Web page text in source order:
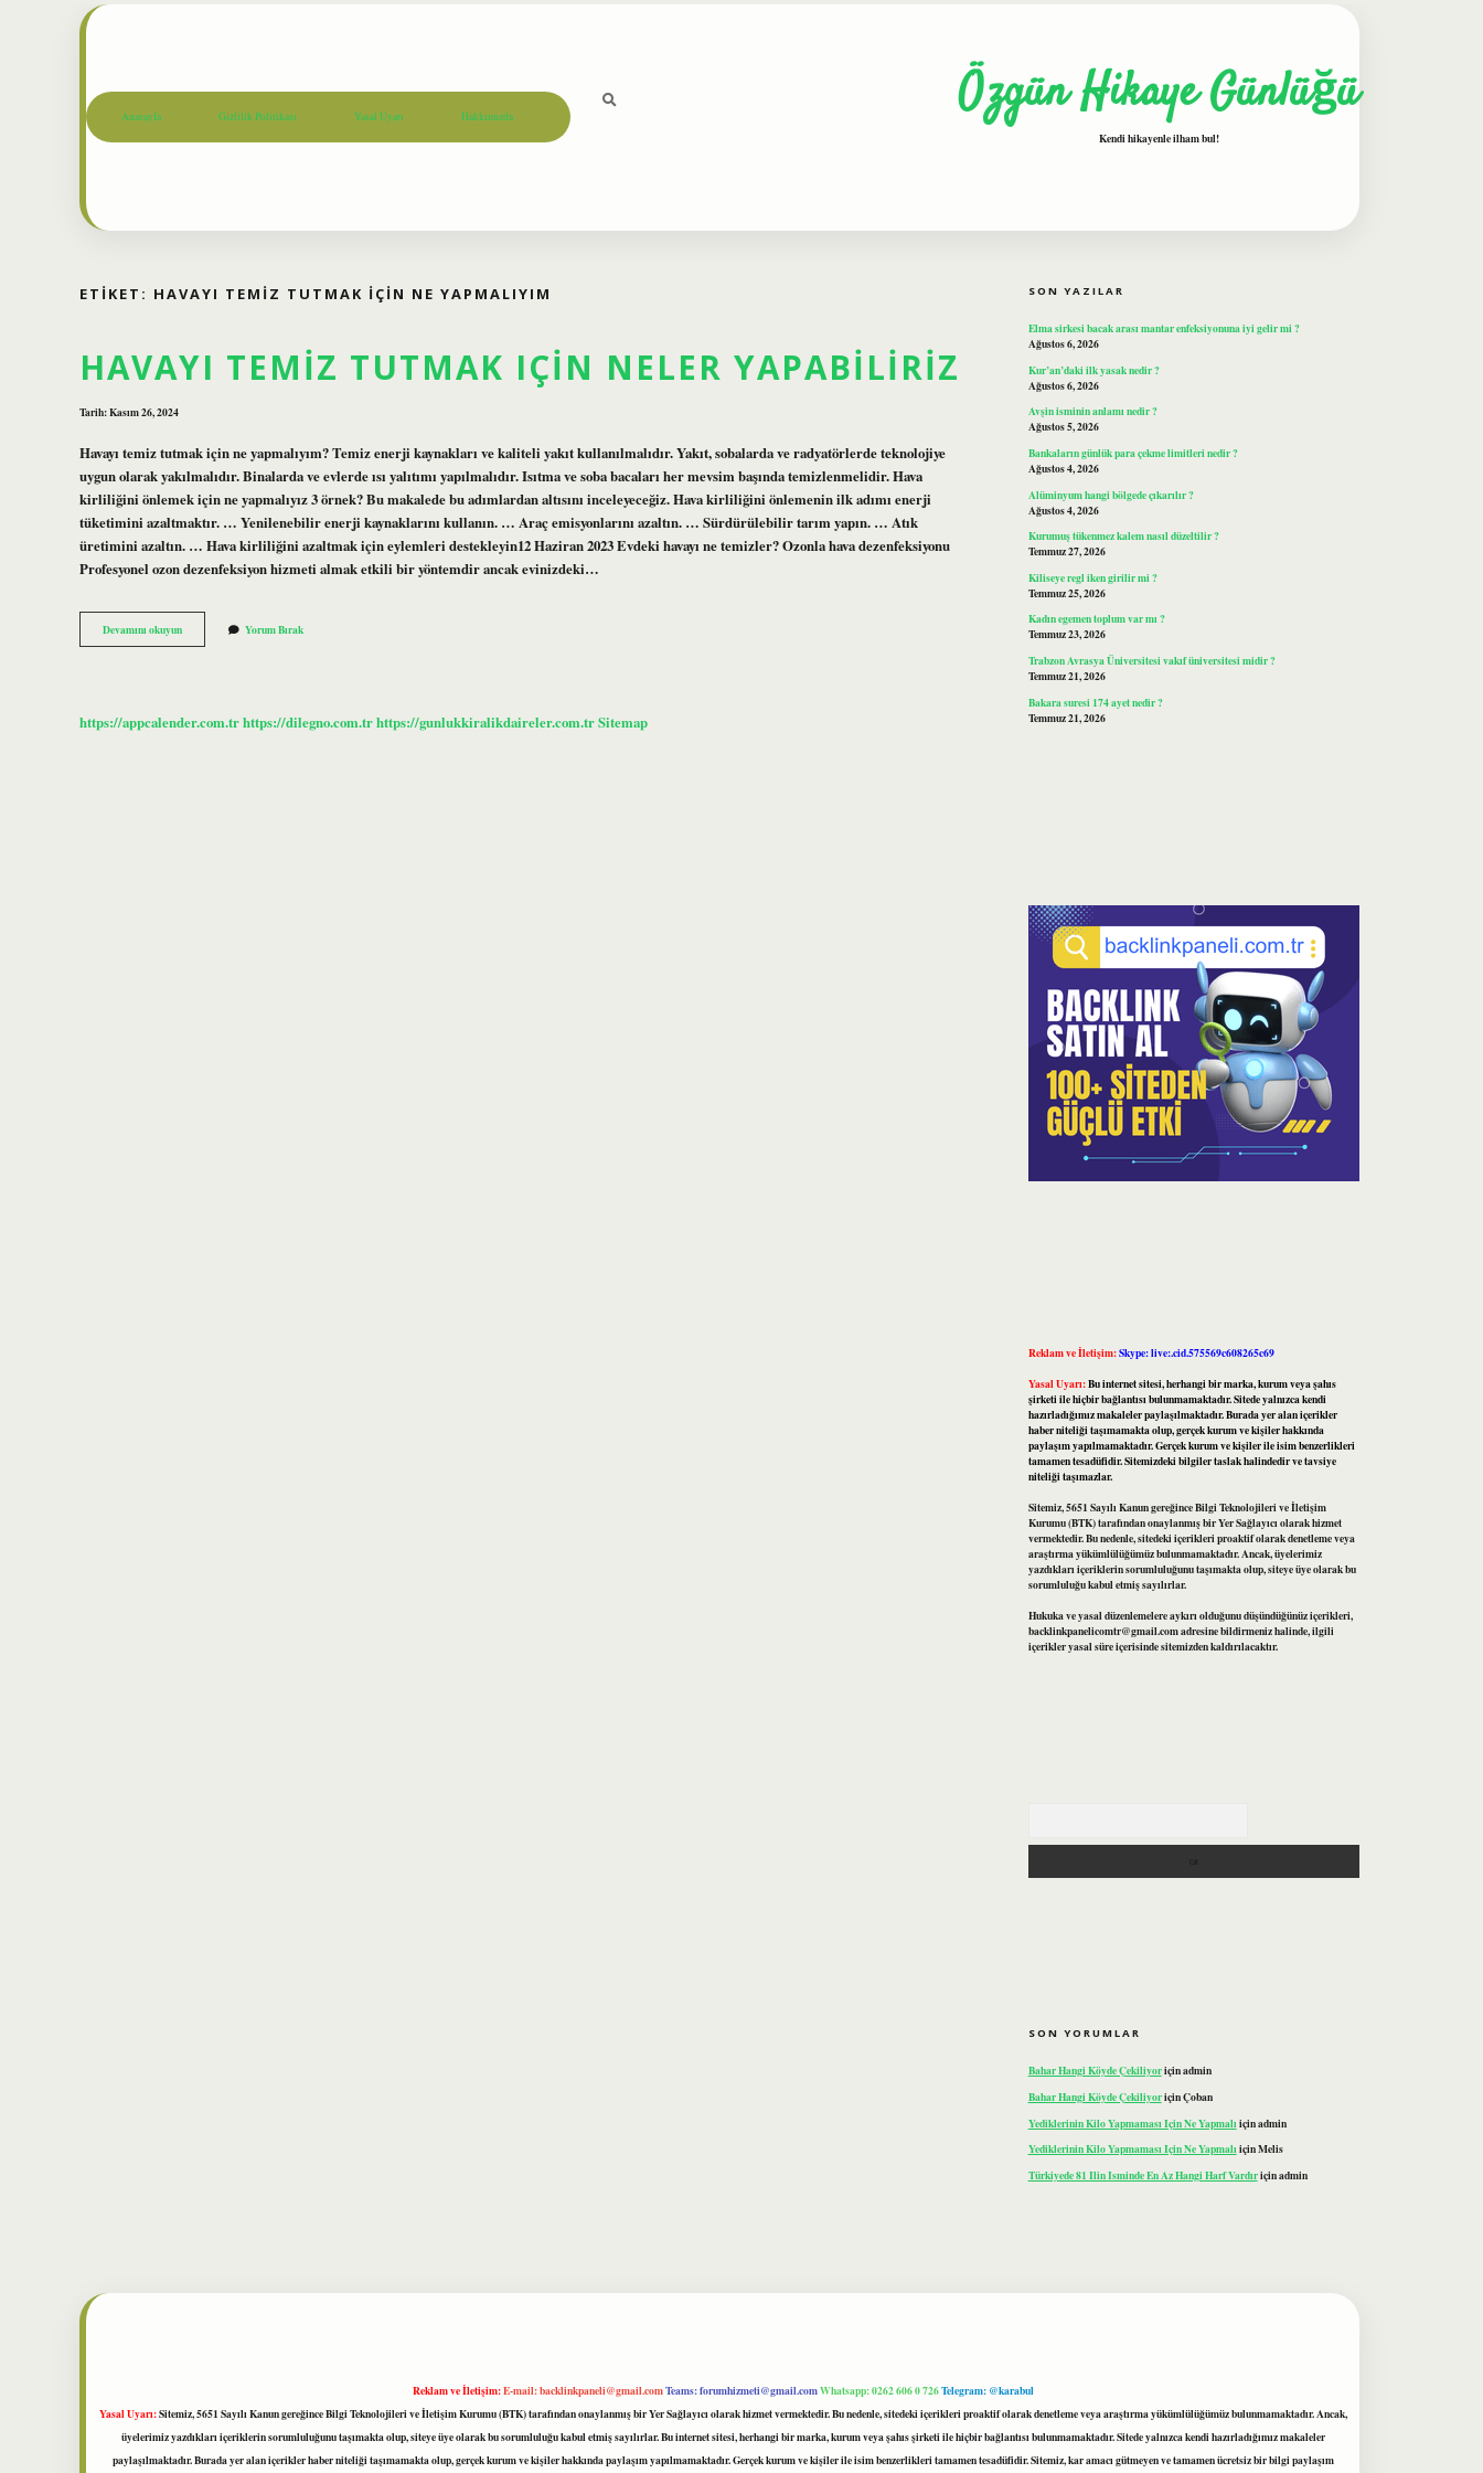
Anasayfa Gizlilik Politikası Yasal Uyarı Hakkımızda Özgün Hikaye Günlüğü
Kendi hikayenle ilham bul!
ETIKET: HAVAYI TEMIZ TUTMAK IÇIN NE YAPMALIYIM
HAVAYI TEMIZ TUTMAK IÇIN NELER YAPABILIRIZ
Tarih: Kasım 26, 2024
Havayı temiz tutmak için ne yapmalıyım? Temiz enerji kaynakları ve kaliteli yakıt kullanılmalıdır. Yakıt, sobalarda ve radyatörlerde teknolojiye
uygun olarak yakılmalıdır. Binalarda ve evlerde ısı yalıtımı yapılmalıdır. Isıtma ve soba bacaları her mevsim başında temizlenmelidir. Hava
kirliliğini önlemek için ne yapmalıyız 3 örnek? Bu makalede bu adımlardan altısını inceleyeceğiz. Hava kirliliğini önlemenin ilk adımı enerji
tüketimini azaltmaktır. … Yenilenebilir enerji kaynaklarını kullanın. … Araç emisyonlarını azaltın. … Sürdürülebilir tarım yapın. … Atık
üretimini azaltın. … Hava kirliliğini azaltmak için eylemleri destekleyin12 Haziran 2023 Evdeki havayı ne temizler? Ozonla hava dezenfeksiyonu
Profesyonel ozon dezenfeksiyon hizmeti almak etkili bir yöntemdir ancak evinizdeki…
Devamını okuyunHavayı
Temiz
Yorum Bırak
https://appcalender.com.trhttps://dilegno.com.trhttps://gunlukkiralikdaireler.com.trSitemap
SON YAZILAR
Elma sirkesi bacak arası mantar enfeksiyonuna iyi gelir mi ?
Ağustos 6, 2026
Kur’an’daki ilk yasak nedir ?
Ağustos 6, 2026
Avşin isminin anlamı nedir ?
Ağustos 5, 2026
Bankaların günlük para çekme limitleri nedir ?
Ağustos 4, 2026
Alüminyum hangi bölgede çıkarılır ?
Ağustos 4, 2026
Kurumuş tükenmez kalem nasıl düzeltilir ?
Temmuz 27, 2026
Kiliseye regl iken girilir mi ?
Temmuz 25, 2026
Kadın egemen toplum var mı ?
Temmuz 23, 2026
Trabzon Avrasya Üniversitesi vakıf üniversitesi midir ?
Temmuz 21, 2026
Bakara suresi 174 ayet nedir ?
Temmuz 21, 2026
Reklam ve İletişim:Skype: live:.cid.575569c608265c69
Yasal Uyarı:Bu internet sitesi, herhangi bir marka, kurum veya şahıs
şirketi ile hiçbir bağlantısı bulunmamaktadır. Sitede yalnızca kendi
hazırladığımız makaleler paylaşılmaktadır. Burada yer alan içerikler
haber niteliği taşımamakta olup, gerçek kurum ve kişiler hakkında
paylaşım yapılmamaktadır. Gerçek kurum ve kişiler ile isim benzerlikleri
tamamen tesadüfidir. Sitemizdeki bilgiler taslak halindedir ve tavsiye
niteliği taşımazlar.
Sitemiz, 5651 Sayılı Kanun gereğince Bilgi Teknolojileri ve İletişim
Kurumu (BTK) tarafından onaylanmış bir Yer Sağlayıcı olarak hizmet
vermektedir. Bu nedenle, sitedeki içerikleri proaktif olarak denetleme veya
araştırma yükümlülüğümüz bulunmamaktadır. Ancak, üyelerimiz
yazdıkları içeriklerin sorumluluğunu taşımakta olup, siteye üye olarak bu
sorumluluğu kabul etmiş sayılırlar.
Hukuka ve yasal düzenlemelere aykırı olduğunu düşündüğünüz içerikleri,
backlinkpanelicomtr@gmail.comadresine bildirmeniz halinde, ilgili
içerikler yasal süre içerisinde sitemizden kaldırılacaktır.
SON YORUMLAR
Bahar Hangi Köyde Çekiliyoriçinadmin
Bahar Hangi Köyde ÇekiliyoriçinÇoban
Yediklerinin Kilo Yapmaması Için Ne Yapmalı içinadmin
Yediklerinin Kilo Yapmaması Için Ne YapmalıiçinMelis
Türkiyede 81 Ilin Isminde En Az Hangi Harf Vardıriçinadmin
Reklam ve İletişim:E-mail:backlinkpaneli@gmail.comTeams:forumhizmeti@gmail.comWhatsapp: 0262 606 0 726Telegram: @karabul
Yasal Uyarı:Sitemiz, 5651 Sayılı Kanun gereğince Bilgi Teknolojileri ve İletişim Kurumu (BTK) tarafından onaylanmış bir Yer Sağlayıcı olarak hizmet vermektedir. Bu nedenle, sitedeki içerikleri proaktif olarak denetleme veya araştırma yükümlülüğümüz bulunmamaktadır. Ancak,
üyelerimiz yazdıkları içeriklerin sorumluluğunu taşımakta olup, siteye üye olarak bu sorumluluğu kabul etmiş sayılırlar. Bu internet sitesi, herhangi bir marka, kurum veya şahıs şirketi ile hiçbir bağlantısı bulunmamaktadır. Sitede yalnızca kendi hazırladığımız makaleler
paylaşılmaktadır. Burada yer alan içerikler haber niteliği taşımamakta olup, gerçek kurum ve kişiler hakkında paylaşım yapılmamaktadır. Gerçek kurum ve kişiler ile isim benzerlikleri tamamen tesadüfidir. Sitemiz, kar amacı gütmeyen ve tamamen ücretsiz bir bilgi paylaşım